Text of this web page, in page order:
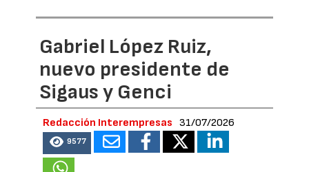
Gabriel López Ruiz,
nuevo presidente de
Sigaus y Genci
Redacción Interempresas 31/07/2026
9577